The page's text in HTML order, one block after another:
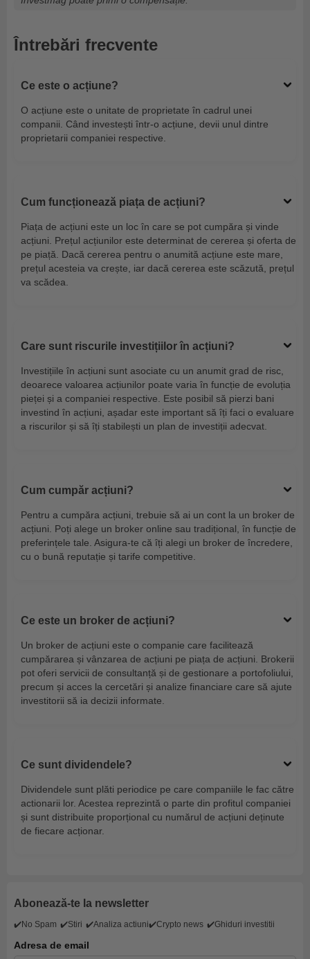
Întrebări frecvente
Ce este o acțiune?
O acțiune este o unitate de proprietate în cadrul unei
companii. Când investești într-o acțiune, devii unul dintre
proprietarii companiei respective.
Cum funcționează piața de acțiuni?
Piața de acțiuni este un loc în care se pot cumpăra și vinde
acțiuni. Prețul acțiunilor este determinat de cererea și oferta de
pe piață. Dacă cererea pentru o anumită acțiune este mare,
prețul acesteia va crește, iar dacă cererea este scăzută, prețul
va scădea.
Care sunt riscurile investițiilor în acțiuni?
Investițiile în acțiuni sunt asociate cu un anumit grad de risc,
deoarece valoarea acțiunilor poate varia în funcție de evoluția
pieței și a companiei respective. Este posibil să pierzi bani
investind în acțiuni, așadar este important să îți faci o evaluare
a riscurilor și să îți stabilești un plan de investiții adecvat.
Cum cumpăr acțiuni?
Pentru a cumpăra acțiuni, trebuie să ai un cont la un broker de
acțiuni. Poți alege un broker online sau tradițional, în funcție de
preferințele tale. Asigura-te că îți alegi un broker de încredere,
cu o bună reputație și tarife competitive.
Ce este un broker de acțiuni?
Un broker de acțiuni este o companie care facilitează
cumpărarea și vânzarea de acțiuni pe piața de acțiuni. Brokerii
pot oferi servicii de consultanță și de gestionare a portofoliului,
precum și acces la cercetări și analize financiare care să ajute
investitorii să ia decizii informate.
Ce sunt dividendele?
Dividendele sunt plăti periodice pe care companiile le fac către
actionarii lor. Acestea reprezintă o parte din profitul companiei
și sunt distribuite proporțional cu numărul de acțiuni deținute
de fiecare acționar.
Abonează-te la newsletter
✔️No Spam ✔️Stiri ✔️Analiza actiuni✔️Crypto news ✔️Ghiduri investitii
Adresa de email